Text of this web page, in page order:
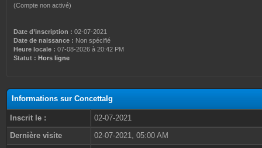
(Compte non activé)
Date d’inscription : 02-07-2021
Date de naissance : Non spécifié
Heure locale : 07-08-2026 à 20:42 PM
Statut : Hors ligne
Informations sur ConcettaIg
Inscrit le :
02-07-2021
Dernière visite
02-07-2021, 05:00 AM